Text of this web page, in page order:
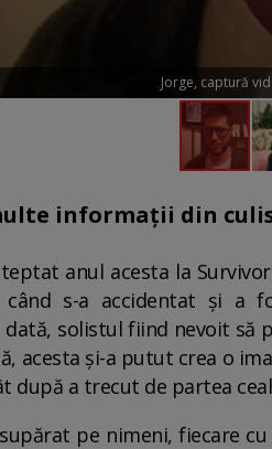
Jorge, captură
informații din
anul acesta la
s-a accidentat și a
solistul fiind nevoit să
acesta și-a putut crea o
a trecut de partea
pe nimeni, fiecare